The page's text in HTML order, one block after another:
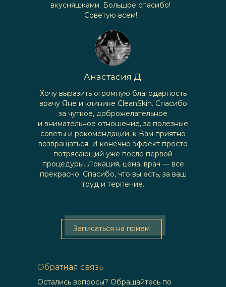
вкусняшками. Большое спасибо!
Советую всем!
Анастасия Д.
Хочу выразить огромную благодарность
врачу Яне и клинике CleanSkin. Спасибо
за чуткое, доброжелательное
и внимательное отношение, за полезные
советы и рекомендации, к Вам приятно
возвращаться. И конечно эффект просто
потрясающий уже после первой
процедуры. Локация, цена, врач — все
прекрасно. Спасибо, что вы есть, за ваш
труд и терпение.
Записаться на прием
Обратная связь
Остались вопросы? Обращайтесь по